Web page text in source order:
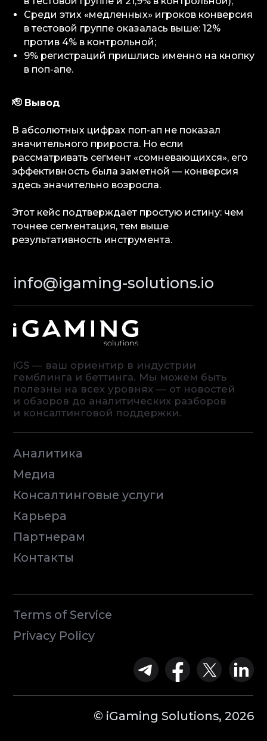
Среди этих «медленных» игроков конверсия
в тестовой группе оказалась выше: 12%
против 4% в контрольной;
9% регистраций пришлись именно на кнопку
в поп-апе.
🫡 Вывод
В абсолютных цифрах поп-ап не показал
значительного прироста. Но если
рассматривать сегмент «сомневающихся», его
эффективность была заметной — конверсия
здесь значительно возросла.
Этот кейс подтверждает простую истину: чем
точнее сегментация, тем выше
результативность инструмента.
Terms of Service
Privacy Policy